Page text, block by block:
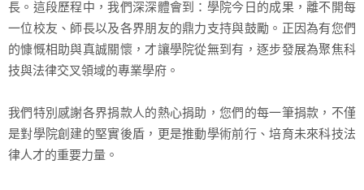
長。這段歷程中，我們深深體會到：學院今日的成果，離不開每
一位校友、師長以及各界朋友的鼎力支持與鼓勵。正因為有您們
的慷慨相助與真誠關懷，才讓學院從無到有，逐步發展為聚焦科
技與法律交叉領域的專業學府。
我們特別感謝各界捐款人的熱心捐助，您們的每一筆捐款，不僅
是對學院創建的堅實後盾，更是推動學術前行、培育未來科技法
律人才的重要力量。